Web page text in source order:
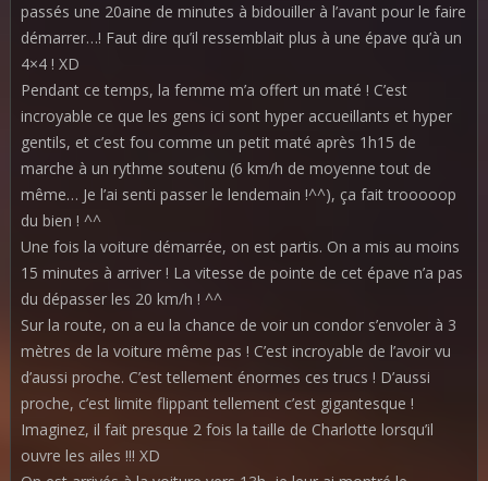
passés une 20aine de minutes à bidouiller à l’avant pour le faire
démarrer…! Faut dire qu’il ressemblait plus à une épave qu’à un
4×4 ! XD
Pendant ce temps, la femme m’a offert un maté ! C’est
incroyable ce que les gens ici sont hyper accueillants et hyper
gentils, et c’est fou comme un petit maté après 1h15 de
marche à un rythme soutenu (6 km/h de moyenne tout de
même… Je l’ai senti passer le lendemain !^^), ça fait trooooop
du bien ! ^^
Une fois la voiture démarrée, on est partis. On a mis au moins
15 minutes à arriver ! La vitesse de pointe de cet épave n’a pas
du dépasser les 20 km/h ! ^^
Sur la route, on a eu la chance de voir un condor s’envoler à 3
mètres de la voiture même pas ! C’est incroyable de l’avoir vu
d’aussi proche. C’est tellement énormes ces trucs ! D’aussi
proche, c’est limite flippant tellement c’est gigantesque !
Imaginez, il fait presque 2 fois la taille de Charlotte lorsqu’il
ouvre les ailes !!! XD